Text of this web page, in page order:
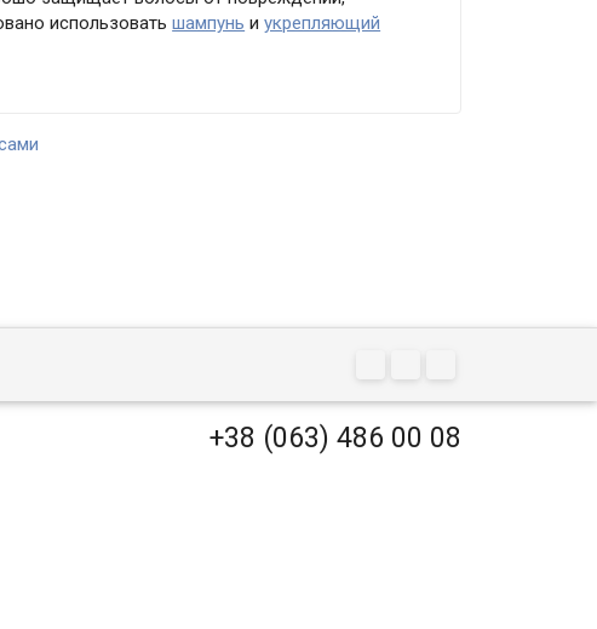
использоватьшампунь иукрепляющий
+38 (063) 486 00 08